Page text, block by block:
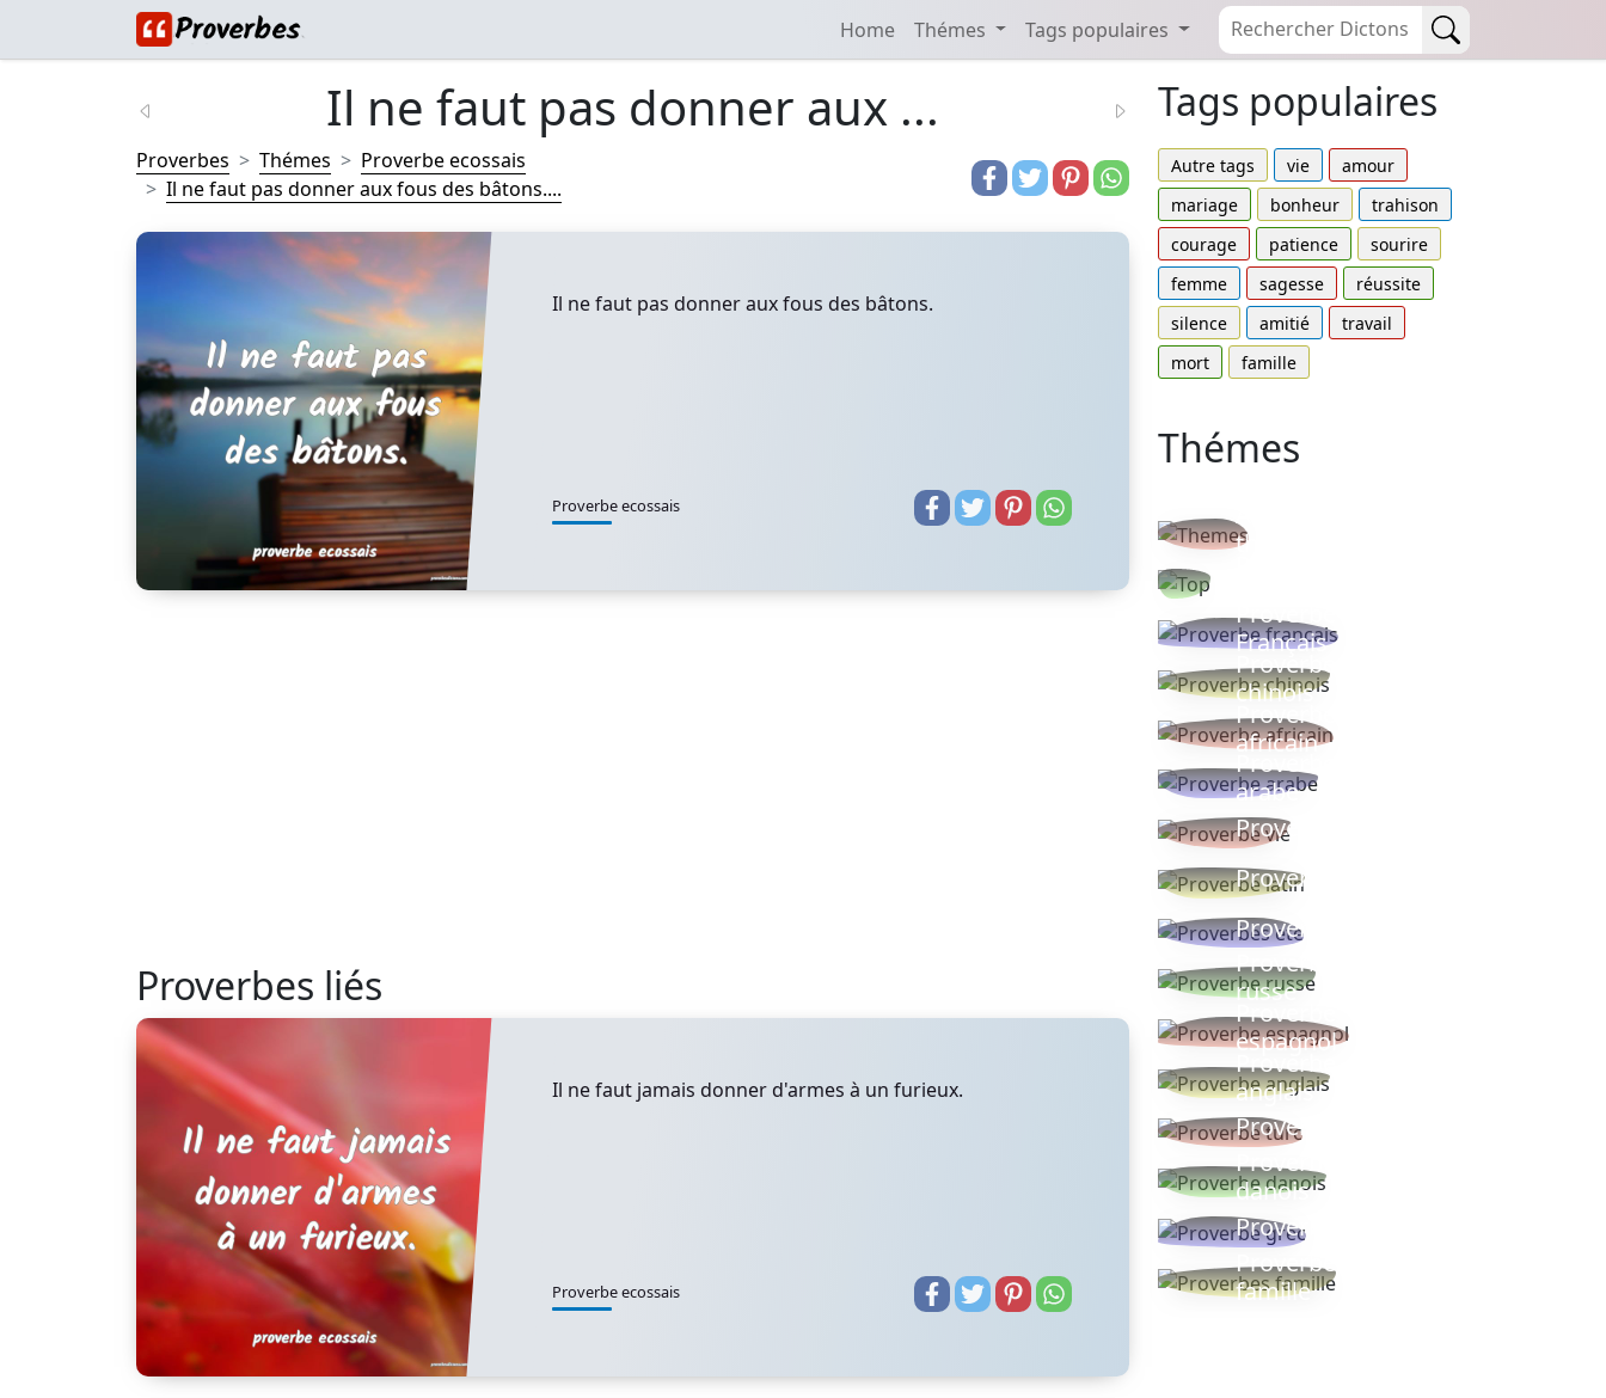
Home Thémes Tags populaires
Il ne faut pas donner aux ...
Proverbes Thémes
Proverbe ecossais
Il ne faut pas donner aux fous des bâtons....
Il ne faut pas donner aux fous des bâtons.
Proverbe ecossais
Proverbes liés
Il ne faut jamais donner d'armes à un furieux.
Proverbe ecossais
Tags populaires
Autre tags vie
amour
mariage
bonheur
trahison
courage
patience
sourire
femme
sagesse
réussite
silence
amitié
travail
mort
famille
Thémes
thèmes
Proverbe
Français
Proverbe
chinois
Proverbe
africain
Proverbe
arabe
Proverbe vie
Proverbe latin
Proverbes ete
Proverbe
russe
Proverbe
espagnol
Proverbe
anglais
Proverbe turc
Proverbe
danois
Proverbe grec
Proverbes
famille